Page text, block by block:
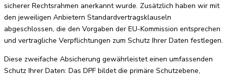
sicherer Rechtsrahmen anerkannt wurde. Zusätzlich haben wir mit
den jeweiligen Anbietern Standardvertragsklauseln
abgeschlossen, die den Vorgaben der EU-Kommission entsprechen
und vertragliche Verpflichtungen zum Schutz Ihrer Daten festlegen.
Diese zweifache Absicherung gewährleistet einen umfassenden
Schutz Ihrer Daten: Das DPF bildet die primäre Schutzebene,